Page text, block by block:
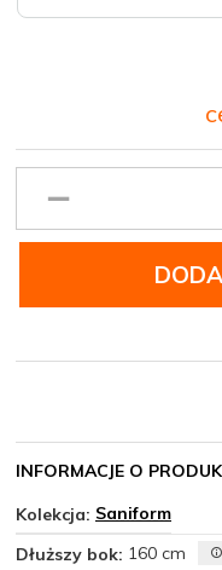
produktu
INFORMACJE O
Kolekcja: Saniform
Dłuższy bok: 160 cm